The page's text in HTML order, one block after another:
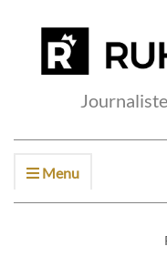
Menu